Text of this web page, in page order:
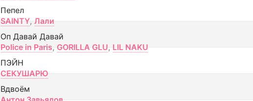
Пепел
SAINTY, Лали
Оп Давай Давай
Police in Paris, GORILLA GLU, LIL NAKU
ПЭЙН
СЕКУШАРЮ
Вдвоём